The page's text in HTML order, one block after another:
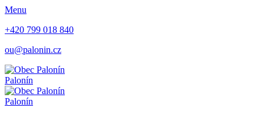
Menu
+420 799 018 840
ou@palonin.cz
Palonín
Palonín